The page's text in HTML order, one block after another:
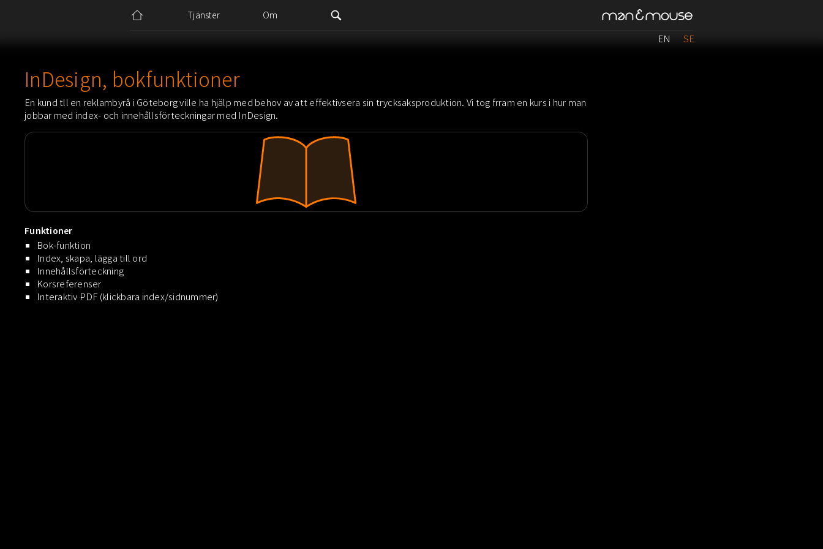
Tjänster Om
EN SE
InDesign, bokfunktioner
En kund tll en reklambyrå i Göteborg ville ha hjälp med behov av att effektivsera sin trycksaksproduktion. Vi tog frram en kurs i hur man
jobbar med index- och innehållsförteckningar med InDesign.
Funktioner
Bok-funktion
Index, skapa, lägga till ord
Innehållsförteckning
Korsreferenser
Interaktiv PDF (klickbara index/sidnummer)